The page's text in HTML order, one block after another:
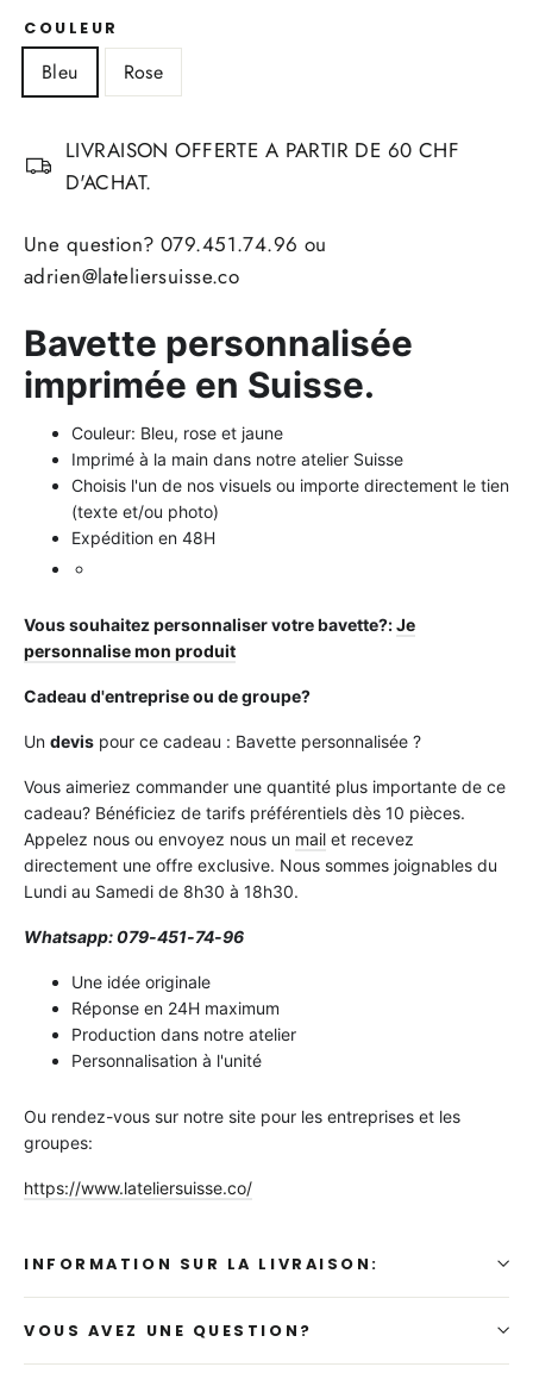
COULEUR
Bleu Rose
LIVRAISON OFFERTE A PARTIR DE 60 CHF
D'ACHAT.
Une question? 079.451.74.96 ou
adrien@lateliersuisse.co
Bavette personnalisée
imprimée en Suisse.
Couleur: Bleu, rose et jaune
Imprimé à la main dans notre atelier Suisse
Choisis l'un de nos visuels ou importe directement le tien
(texte et/ou photo)
Expédition en 48H
Vous souhaitez personnaliser votre bavette?:Je
personnalise mon produit
Cadeau d'entreprise ou de groupe?
Un devis pour ce cadeau : Bavette personnalisée ?
Vous aimeriez commander une quantité plus importante de ce
cadeau? Bénéficiez de tarifs préférentiels dès 10 pièces.
Appelez nous ou envoyez nous un mail et recevez
directement une offre exclusive. Nous sommes joignables du
Lundi au Samedi de 8h30 à 18h30.
Whatsapp: 079-451-74-96
Une idée originale
Réponse en 24H maximum
Production dans notre atelier
Personnalisation à l'unité
Ou rendez-vous sur notre site pour les entreprises et les
groupes:
https://www.lateliersuisse.co/
INFORMATION SUR LA LIVRAISON:
VOUS AVEZ UNE QUESTION?